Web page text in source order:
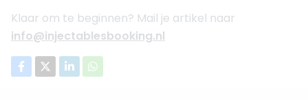
Klaar om te beginnen? Mail je artikel naar
info@injectablesbooking.nl